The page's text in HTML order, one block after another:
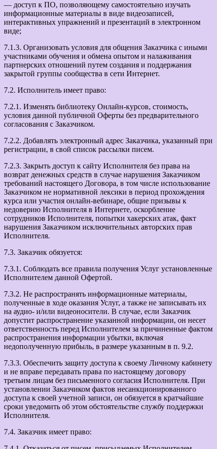
— доступ к ПО, позволяющему самостоятельно изучать
информационные материалы в виде видеозаписей,
интерактивных упражнений и презентаций в электронном
виде;
7.1.3. Организовать условия для общения Заказчика с иными
участниками обучения и обмена опытом и налаживания
партнерских отношений путем создания и поддержания
закрытой группы сообщества в сети Интернет.
7.2. Исполнитель имеет право:
7.2.1. Изменять библиотеку Онлайн-курсов, стоимость,
условия данной публичной Оферты без предварительного
согласования с Заказчиком.
7.2.2. Добавлять электронный адрес Заказчика, указанный при
регистрации, в свой список рассылки писем.
7.2.3. Закрыть доступ к сайту Исполнителя без права на
возврат денежных средств в случае нарушения Заказчиком
требований настоящего Договора, в том числе использование
Заказчиком не нормативной лексики в период прохождения
курса или участия онлайн-вебинаре, общие призывы к
недоверию Исполнителя в Интернете, оскорбление
сотрудников Исполнителя, попытки хакерских атак, факт
нарушения Заказчиком исключительных авторских прав
Исполнителя.
7.3. Заказчик обязуется:
7.3.1. Соблюдать все правила получения Услуг установленные
Исполнителем данной Офертой.
7.3.2. Не распространять информационные материалы,
полученные в ходе оказания Услуг, а также не записывать их
на аудио- и/или видеоносители. В случае, если Заказчик
допустит распространение указанной информации, он несет
ответственность перед Исполнителем за причиненные фактом
распространения информации убытки, включая
недополученную прибыль, в размере указанным в п. 9.2.
7.3.3. Обеспечить защиту доступа к своему Личному кабинету
и не вправе передавать права по настоящему договору
третьим лицам без письменного согласия Исполнителя. При
установлении Заказчиком фактов несанкционированного
доступа к своей учетной записи, он обязуется в кратчайшие
сроки уведомить об этом обстоятельстве службу поддержки
Исполнителя.
7.4. Заказчик имеет право: